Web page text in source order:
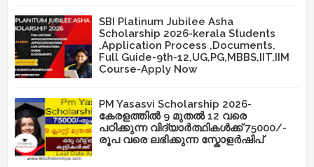
SBI Platinum Jubilee Asha
Scholarship 2026-kerala Students
,Application Process ,Documents,
Full Guide-9th-12,UG,PG,MBBS,IIT,IIM
Course-Apply Now
PM Yasasvi Scholarship 2026-
കേരളത്തിൽ 9 മുതൽ 12 വരെ
പഠിക്കുന്ന വിദ്യാർത്ഥികൾക്ക് 75000/-
രൂപ വരെ ലഭിക്കുന്ന സ്കോളർഷിപ്